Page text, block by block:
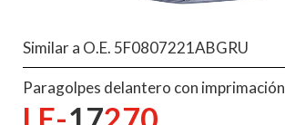
Similar a O.E. 5F0807221ABGRU
Paragolpes delantero con imprimación